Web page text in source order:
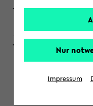
Wendisch, Peters-
Projektmodul
Persönliche
Nur
Impressum